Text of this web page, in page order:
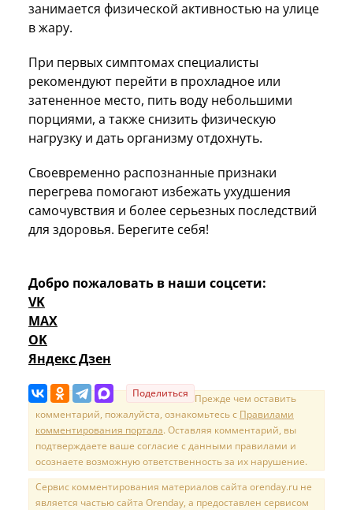
занимается физической активностью на улице
в жару.
При первых симптомах специалисты
рекомендуют перейти в прохладное или
затененное место, пить воду небольшими
порциями, а также снизить физическую
нагрузку и дать организму отдохнуть.
Своевременно распознанные признаки
перегрева помогают избежать ухудшения
самочувствия и более серьезных последствий
для здоровья. Берегите себя!
Добро пожаловать в наши соцсети:
VK
MAX
OK
Яндекс Дзен
Поделиться Прежде чем оставить
комментарий, пожалуйста, ознакомьтесь с Правилами
комментирования портала. Оставляя комментарий, вы
подтверждаете ваше согласие с данными правилами и
осознаете возможную ответственность за их нарушение.
Сервис комментирования материалов сайта orenday.ru не
является частью сайта Orenday, а предоставлен сервисом